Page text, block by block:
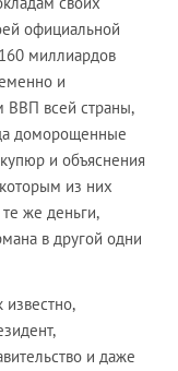
официальной
миллиардов
и
всей страны,
доморощенные
и объяснения
из них
же деньги,
в другой одни
известно,
и даже